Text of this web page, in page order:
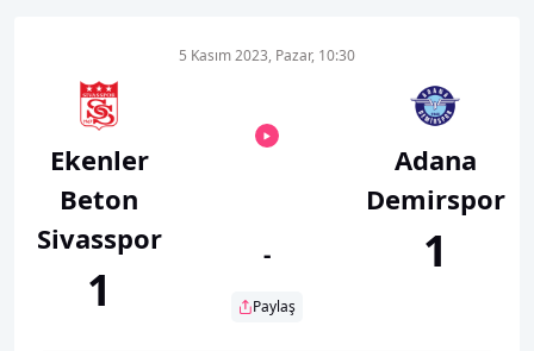
Ekenler
Beton
Sivasspor
1
5 Kasım 2023, Pazar, 10:30
-
Paylaş
Adana
Demirspor
1